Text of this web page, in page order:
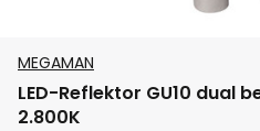
Anfang
der
MEGAMAN
LED-Reflektor GU10 dual
2.800K